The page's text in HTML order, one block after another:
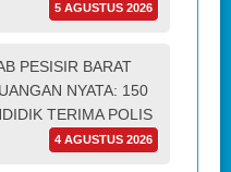
5 AGUSTUS 2026
PESISIR BARAT
NYATA: 150
TERIMA POLIS
4 AGUSTUS 2026